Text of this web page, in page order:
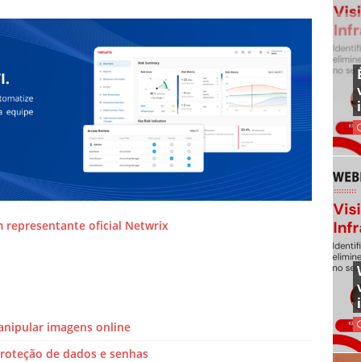
representante oficial Netwrix
imagens online
de dados e senhas